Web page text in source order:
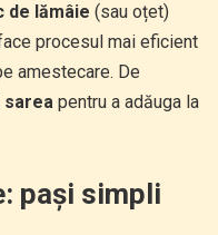
de lămâie (sau oțet)
procesul mai eficient
amestecare. De
sareapentru a adăuga la
pași simpli